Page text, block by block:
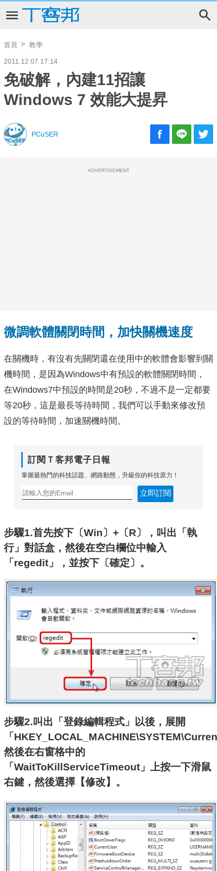
首頁 教學
2011.12.07 17:14
免破解，內建11招讓
Windows 7 效能大提昇
PCuSER
ADVERTISEMENT
微調軟體關閉時間，加快關機速度
在關機時，有沒有先關閉還在使用中的軟體會影響到關
機時間，是因為Windows中有預設的軟體關閉時間，
在Windows7中預設的時間是20秒，不過不是一定都要
等20秒，這是最長等待時間，我們可以手動來修改預
設的等待時間，加速關機時間。
訂閱Ｔ客邦電子日報
掌握最熱門的科技話題、網路動態，升級你的科技原力！
立即訂閱
步驟1.首先按下〔Win〕+〔R〕，叫出「執
行」對話盒，然後在空白欄位中輸入
「regedit」，並按下〔確定〕。
步驟2.叫出「登錄編輯程式」以後，展開
「
然後在右窗格中的
「WaitToKillServiceTimeout」上按一下滑鼠
右鍵，然後選擇【修改】。